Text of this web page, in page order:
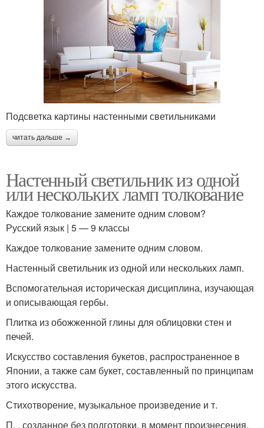
Подсветка картины настенными светильниками
читать дальше →
Настенный светильник из одной
или нескольких ламп толкование
Каждое толкование замените одним словом?
Русский язык | 5 — 9 классы
Каждое толкование замените одним словом.
Настенный светильник из одной или нескольких ламп.
Вспомогательная историческая дисциплина, изучающая
и описывающая гербы.
Плитка из обожженной глины для облицовки стен и
печей.
Искусство составления букетов, распространенное в
Японии, а также сам букет, составленный по принципам
этого искусства.
Стихотворение, музыкальное произведение и т.
П. , созданное без подготовки, в момент произнесения,